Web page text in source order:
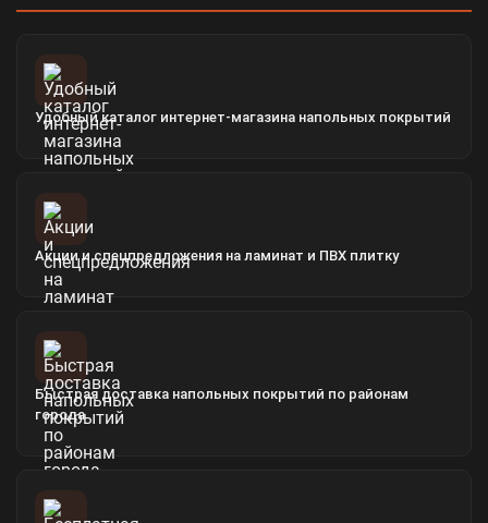
Удобный каталог интернет-магазина напольных покрытий
Акции и спецпредложения на ламинат и ПВХ плитку
Быстрая доставка напольных покрытий по районам
города